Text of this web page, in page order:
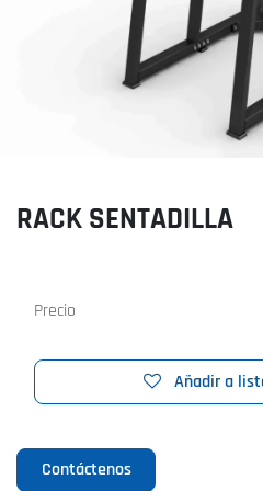
RACK SENTADILLA
Añadir a
Precio
Contáctenos